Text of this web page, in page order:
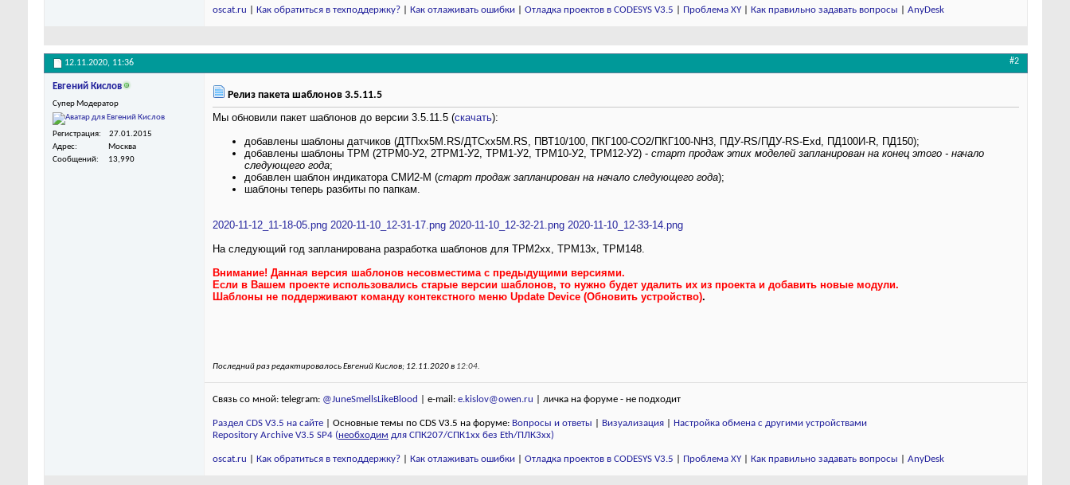
oscat.ru Как обратиться в техподдержку? Как отлаживать ошибки Отладка проектов в CODESYS V3.5 Проблема XY Как правильно задавать вопросы AnyDesk
12.11.2020, 11:36 #2
Евгений Кислов
Супер Модератор
Регистрация
27.01.2015
Адрес
Москва
Сообщений
13,990
Релиз пакета шаблонов 3.5.11.5
Мы обновили пакет шаблонов до версии 3.5.11.5 (скачать):
добавлены шаблоны датчиков (ДТПхх5М.RS/ДТCхх5М.RS, ПВТ10/100, ПКГ100-CO2/ПКГ100-NH3, ПДУ-RS/ПДУ-RS-Exd, ПД100И-R, ПД150);
добавлены шаблоны ТРМ (2ТРМ0-У2, 2ТРМ1-У2, ТРМ1-У2, ТРМ10-У2, ТРМ12-У2) - старт продаж этих моделей запланирован на конец этого - начало
следующего года;
добавлен шаблон индикатора СМИ2-М (старт продаж запланирован на начало следующего года);
шаблоны теперь разбиты по папкам.
2020-11-12_11-18-05.png 2020-11-10_12-31-17.png 2020-11-10_12-32-21.png 2020-11-10_12-33-14.png
На следующий год запланирована разработка шаблонов для ТРМ2xx, ТРМ13x, ТРМ148.
Внимание! Данная версия шаблонов несовместима с предыдущими версиями.
Если в Вашем проекте использовались старые версии шаблонов, то нужно будет удалить их из проекта и добавить новые модули.
Шаблоны не поддерживают команду контекстного меню Update Device (Обновить устройство).
Последний раз редактировалось Евгений Кислов; 12.11.2020 в 12:04.
Связь со мной: telegram: @JuneSmellsLikeBlood | e-mail: e.kislov@owen.ru | личка на форуме - не подходит
Раздел CDS V3.5 на сайте | Основные темы по CDS V3.5 на форуме: Вопросы и ответы Визуализация
Настройка обмена с другими устройствами
Repository Archive V3.5 SP4 (необходим для СПК207/СПК1хх без Eth/ПЛК3xx)
oscat.ru Как обратиться в техподдержку? Как отлаживать ошибки Отладка проектов в CODESYS V3.5 Проблема XY Как правильно задавать вопросы AnyDesk